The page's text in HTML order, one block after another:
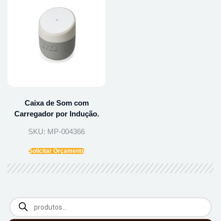
Caixa de Som com
Carregador por Indução.
SKU: MP-004366
Solicitar Orçamento